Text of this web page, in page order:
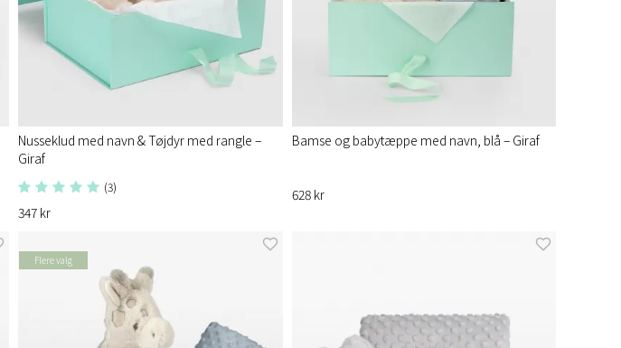
Nusseklud med navn & Tøjdyr med rangle –
Giraf
(3)
347 kr
Bamse og babytæppe med navn, blå – Giraf
628 kr
Flere valg